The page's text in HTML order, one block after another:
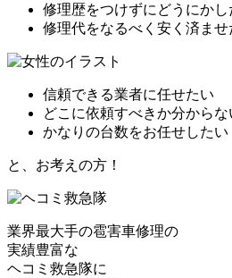
修理歴をつけずにどうにかし
修理代をなるべく安く済ませ
信頼できる業者に任せたい
どこに依頼すべきか分からな
かなりの台数をお任せしたい
と、お考えの方！
業界最大手の雹害車修理の
実績豊富な
ヘコミ救急隊に